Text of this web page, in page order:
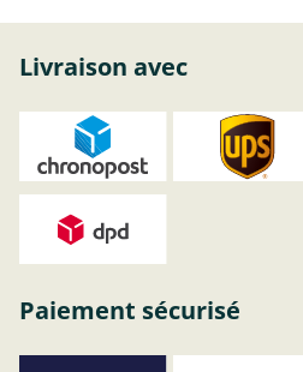
Livraison avec
Paiement sécurisé